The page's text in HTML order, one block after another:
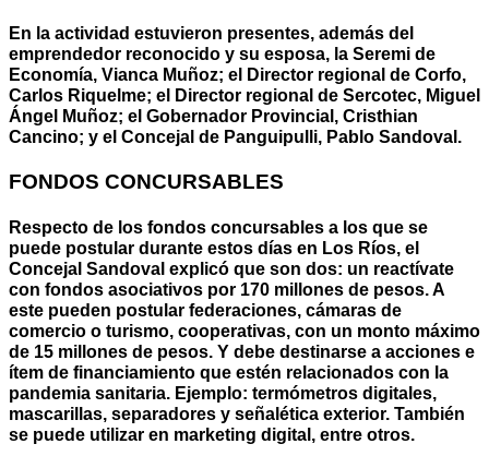
En la actividad estuvieron presentes, además del
emprendedor reconocido y su esposa, la Seremi de
Economía, Vianca Muñoz; el Director regional de Corfo,
Carlos Riquelme; el Director regional de Sercotec, Miguel
Ángel Muñoz; el Gobernador Provincial, Cristhian
Cancino; y el Concejal de Panguipulli, Pablo Sandoval.
FONDOS CONCURSABLES
Respecto de los fondos concursables a los que se
puede postular durante estos días en Los Ríos, el
Concejal Sandoval explicó que son dos: un reactívate
con fondos asociativos por 170 millones de pesos. A
este pueden postular federaciones, cámaras de
comercio o turismo, cooperativas, con un monto máximo
de 15 millones de pesos. Y debe destinarse a acciones e
ítem de financiamiento que estén relacionados con la
pandemia sanitaria. Ejemplo: termómetros digitales,
mascarillas, separadores y señalética exterior. También
se puede utilizar en marketing digital, entre otros.